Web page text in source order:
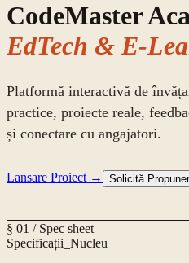
CodeMaster
EdTech & E-
Platformă interactivă de
practice, proiecte reale,
și conectare cu angajatori.
Lansare Proiect → Solicită
§ 01 / Spec sheet
Specificații_Nucleu